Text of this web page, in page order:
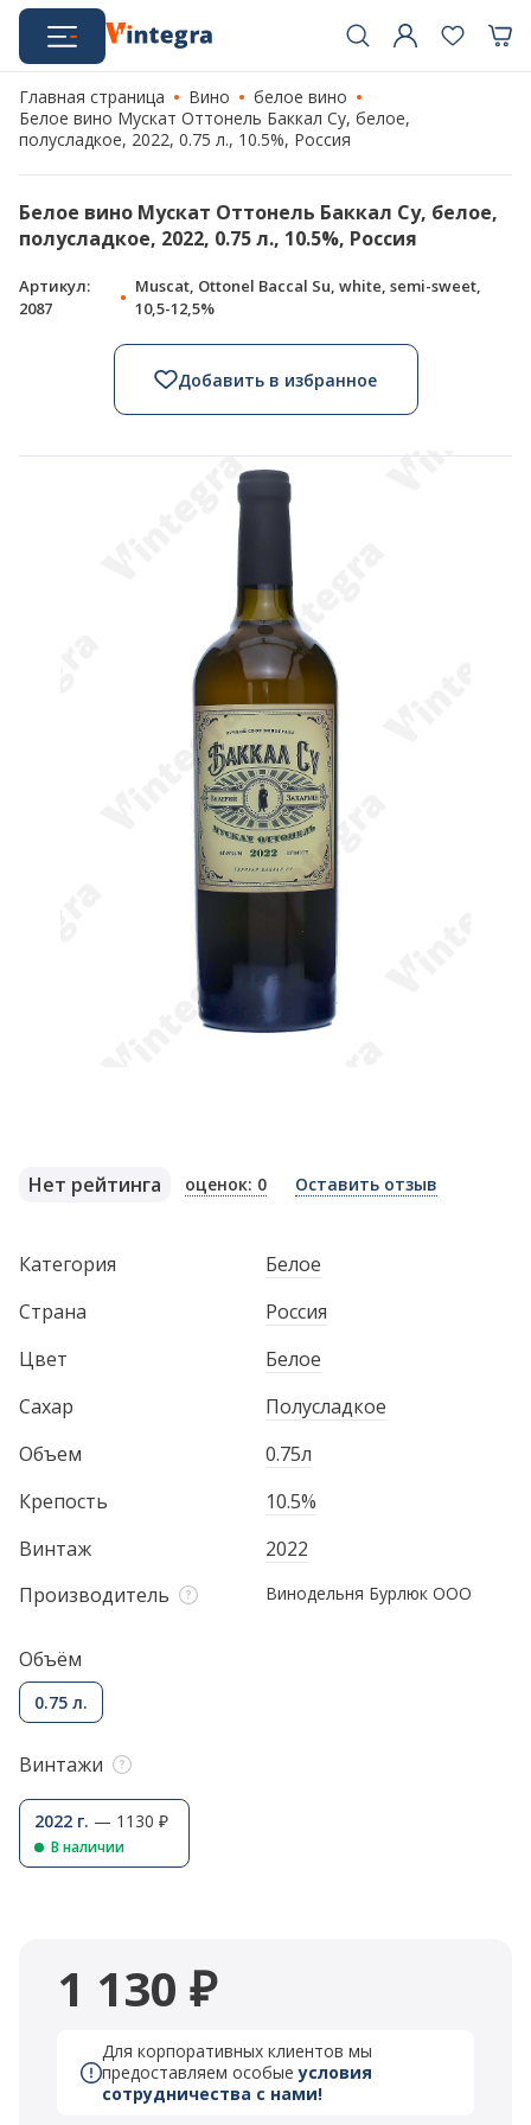
Главная страница Вино
белое вино
Белое вино Мускат Оттонель Баккал Су, белое,
полусладкое, 2022, 0.75 л., 10.5%, Россия
Белое вино Мускат Оттонель Баккал Су, белое,
полусладкое, 2022, 0.75 л., 10.5%, Россия
Артикул:
2087
Muscat, Ottonel Baccal Su, white, semi-sweet,
10,5-12,5%
Добавить в избранное
Нет рейтинга оценок: 0 Оставить отзыв
Категория
Белое
Страна
Россия
Цвет
Белое
Сахар
Полусладкое
Объем
0.75л
Крепость
10.5%
Винтаж
2022
Производитель
Винодельня Бурлюк ООО
Объём
0.75 л.
Винтажи
2022 г. — 1130 ₽
В наличии
1 130 ₽
Для корпоративных клиентов мы
предоставляем особыеусловия
сотрудничества с нами!